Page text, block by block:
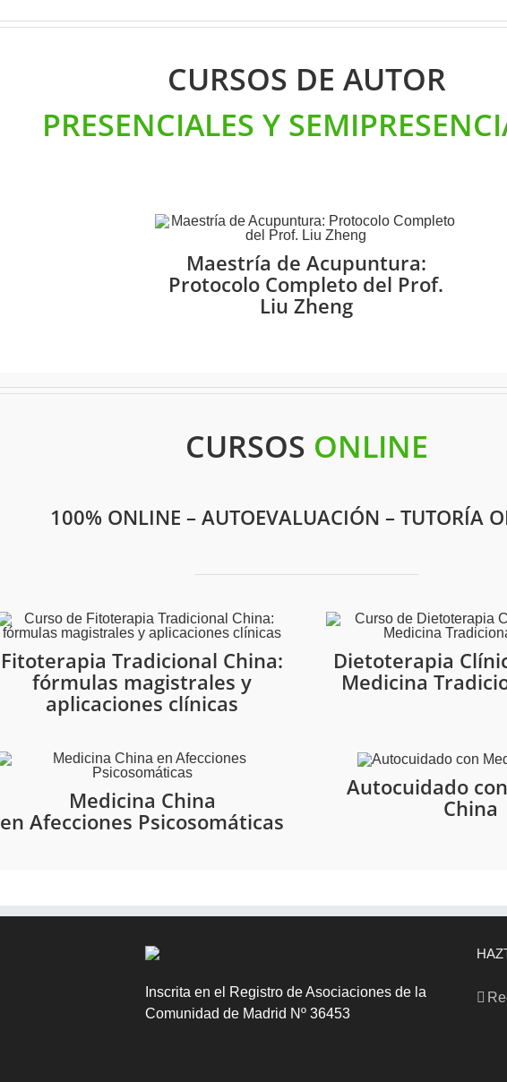
CURSOS DE AUTOR
PRESENCIALES Y
Maestría de Acupuntura:
Protocolo Completo del Prof.
Liu Zheng
CURSOS ONLINE
100% ONLINE – AUTOEVALUACIÓN – TUTORÍA
Fitoterapia Tradicional China:
fórmulas magistrales y
aplicaciones clínicas
Dietoterapia
Medicina
Medicina China
en Afecciones Psicosomáticas
Autocuidado
China
Inscrita en el Registro de Asociaciones de la
Comunidad de Madrid Nº 36453